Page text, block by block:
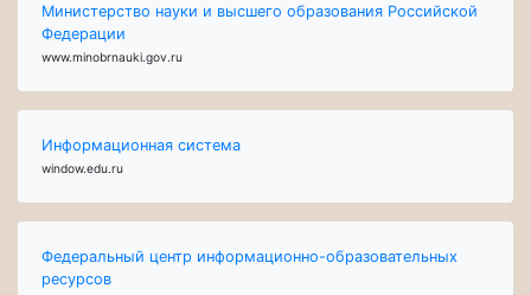
Министерство науки и высшего образования Российской
Федерации
www.minobrnauki.gov.ru
Информационная система
window.edu.ru
Федеральный центр информационно-образовательных
ресурсов